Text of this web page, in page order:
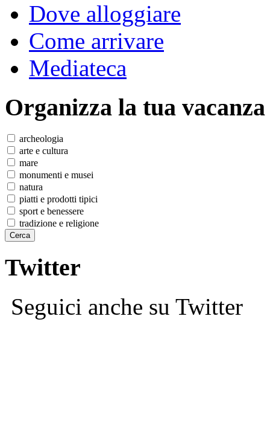
Dove alloggiare
Come arrivare
Mediateca
Organizza la tua vacanza
archeologia
arte e cultura
mare
monumenti e musei
natura
piatti e prodotti tipici
sport e benessere
tradizione e religione
Twitter
Seguici anche su Twitter